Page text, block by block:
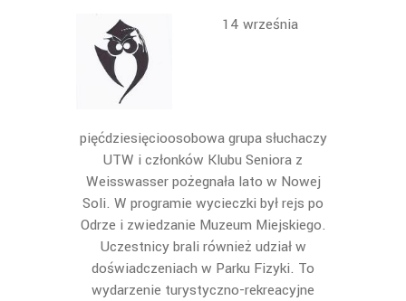
14 września
pięćdziesięcioosobowa grupa słuchaczy
UTW i członków Klubu Seniora z
Weisswasser pożegnała lato w Nowej
Soli. W programie wycieczki był rejs po
Odrze i zwiedzanie Muzeum Miejskiego.
Uczestnicy brali również udział w
doświadczeniach w Parku Fizyki. To
wydarzenie turystyczno-rekreacyjne